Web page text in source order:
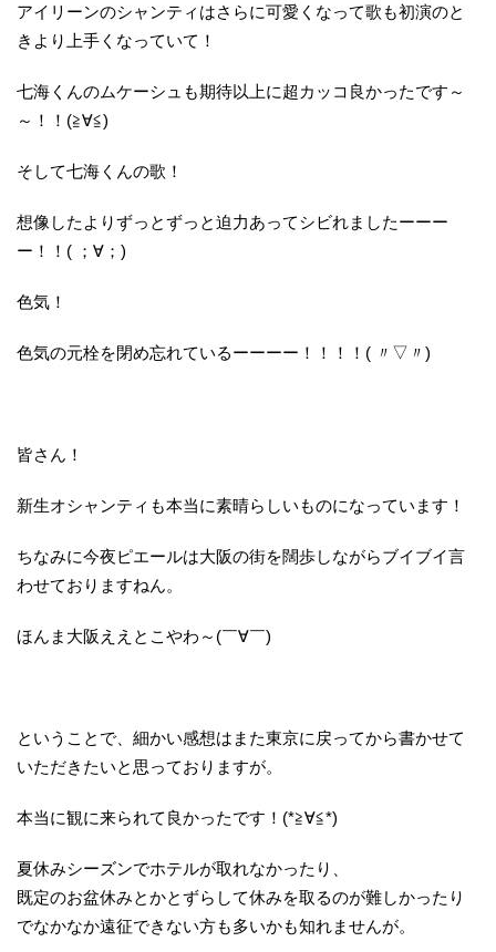
アイリーンのシャンティはさらに可愛くなって歌も初演のと
きより上手くなっていて！
七海くんのムケーシュも期待以上に超カッコ良かったです～
～！！(≧∀≦)
そして七海くんの歌！
想像したよりずっとずっと迫力あってシビれましたーーー
ー！！( ；∀；)
色気！
色気の元栓を閉め忘れているーーーー！！！！( 〃▽〃)
皆さん！
新生オシャンティも本当に素晴らしいものになっています！
ちなみに今夜ピエールは大阪の街を闊歩しながらブイブイ言
わせておりますねん。
ほんま大阪ええとこやわ～(￣∀￣)
ということで、細かい感想はまた東京に戻ってから書かせて
いただきたいと思っておりますが。
本当に観に来られて良かったです！(*≧∀≦*)
夏休みシーズンでホテルが取れなかったり、
既定のお盆休みとかとずらして休みを取るのが難しかったり
でなかなか遠征できない方も多いかも知れませんが。